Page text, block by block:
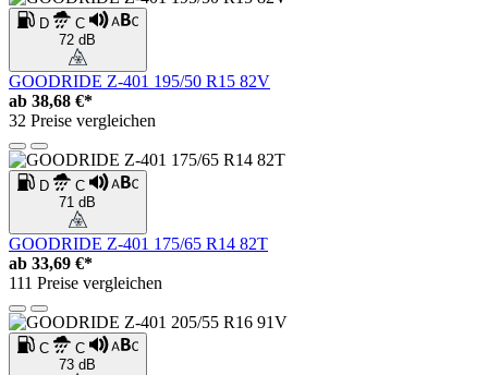
D
C
72 dB
GOODRIDE Z-401 195/50 R15 82V
ab 38,68 €*
32 Preise vergleichen
D
C
71 dB
GOODRIDE Z-401 175/65 R14 82T
ab 33,69 €*
111 Preise vergleichen
C
C
73 dB